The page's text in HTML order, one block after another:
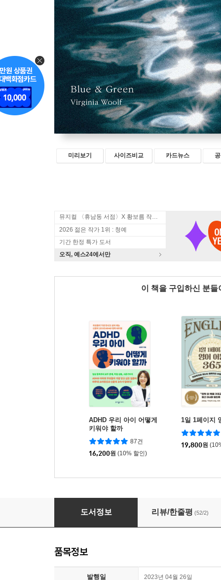
미리보기 사이즈비교 카드뉴스
뮤지컬 〈휴남동 서점〉X 황보름 작가 북토크
2026 젊은 작가 1위 : 청예
기간 한정 특가 도서
오직, 예스24에서만
이 책을 구입하신 분
ADHD 우리 아이 어떻게
키워야 할까
87건
16,200원 (10% 할인)
1일 1페이지
19,800원
블루&그린
도서정보 리뷰/한줄평 (52/2)
품목정보
발행일 2023년 04월 26일